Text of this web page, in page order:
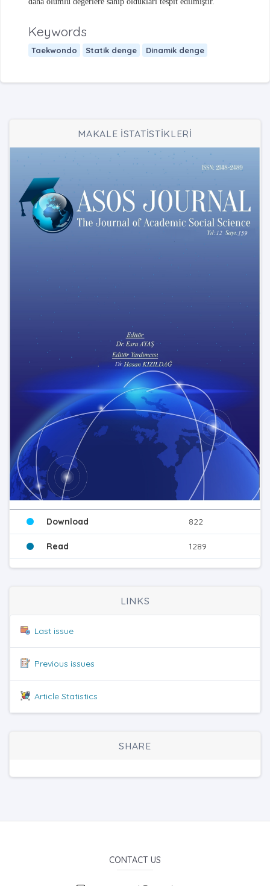
Keywords
Taekwondo Statik denge Dinamik denge
MAKALE İSTATİSTİKLERİ
Download 822
Read 1289
LINKS
Last issue
Previous issues
Article Statistics
SHARE
CONTACT US